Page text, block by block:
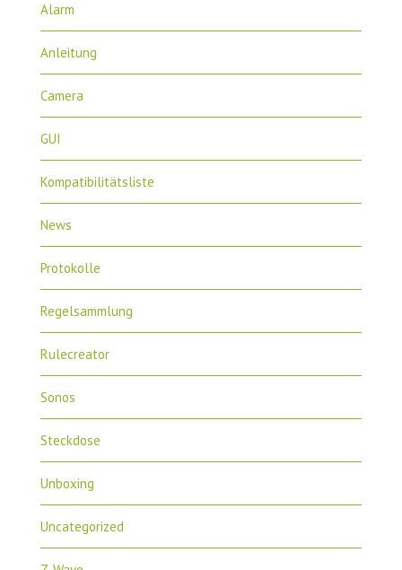
Alarm
Anleitung
Camera
GUI
Kompatibilitätsliste
News
Protokolle
Regelsammlung
Rulecreator
Sonos
Steckdose
Unboxing
Uncategorized